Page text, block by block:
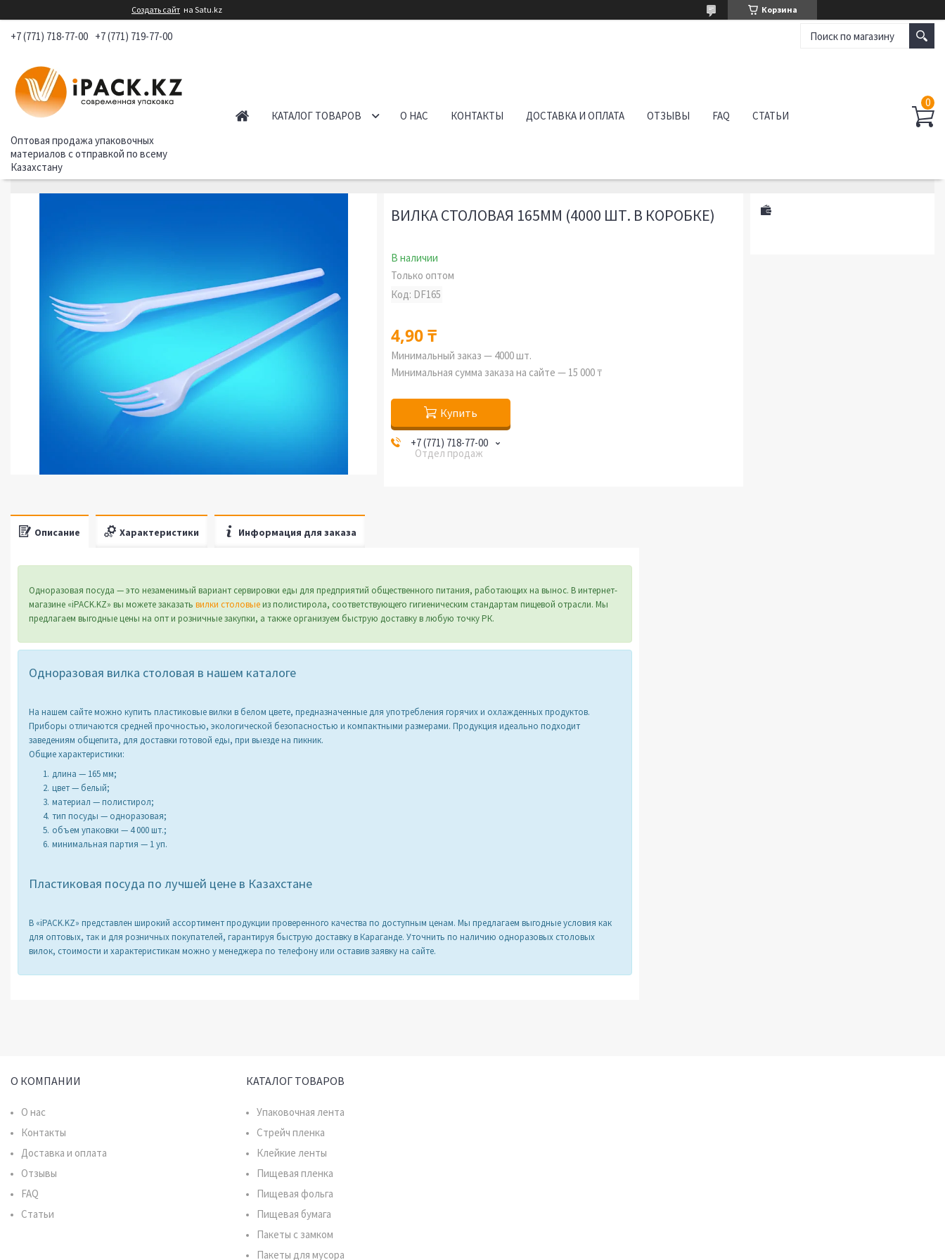
Создать сайт на Satu.kz Корзина
+7 (771) 718-77-00 +7 (771) 719-77-00
Оптовая продажа упаковочных
материалов с отправкой по всему
Казахстану
КАТАЛОГ ТОВАРОВ О НАС КОНТАКТЫ ДОСТАВКА И ОПЛАТА ОТЗЫВЫ FAQ СТАТЬИ
ВИЛКА СТОЛОВАЯ 165ММ (4000 ШТ. В КОРОБКЕ)
В наличии
Только оптом
Код: DF165
4,90 ₸
Минимальный заказ — 4000 шт.
Минимальная сумма заказа на сайте — 15 000 ₸
Купить
+7 (771) 718-77-00
Отдел продаж
Описание Характеристики Информация для заказа
Одноразовая посуда — это незаменимый вариант сервировки еды для предприятий общественного питания, работающих на вынос. В интернет-
магазине «iPACK.KZ» вы можете заказать вилки столовыеиз полистирола, соответствующего гигиеническим стандартам пищевой отрасли. Мы
предлагаем выгодные цены на опт и розничные закупки, а также организуем быструю доставку в любую точку РК.
Одноразовая вилка столовая в нашем каталоге
На нашем сайте можно купить пластиковые вилки в белом цвете, предназначенные для употребления горячих и охлажденных продуктов.
Приборы отличаются средней прочностью, экологической безопасностью и компактными размерами. Продукция идеально подходит
заведениям общепита, для доставки готовой еды, при выезде на пикник.
Общие характеристики:
длина — 165 мм;
цвет — белый;
материал — полистирол;
тип посуды — одноразовая;
объем упаковки — 4 000 шт.;
минимальная партия — 1 уп.
Пластиковая посуда по лучшей цене в Казахстане
В «iPACK.KZ» представлен широкий ассортимент продукции проверенного качества по доступным ценам. Мы предлагаем выгодные условия как
для оптовых, так и для розничных покупателей, гарантируя быструю доставку в Караганде. Уточнить по наличию одноразовых столовых
вилок, стоимости и характеристикам можно у менеджера по телефону или оставив заявку на сайте.
О КОМПАНИИ
О нас
Контакты
Доставка и оплата
Отзывы
FAQ
Статьи
КАТАЛОГ ТОВАРОВ
Упаковочная лента
Стрейч пленка
Клейкие ленты
Пищевая пленка
Пищевая фольга
Пищевая бумага
Пакеты с замком
Пакеты для мусора